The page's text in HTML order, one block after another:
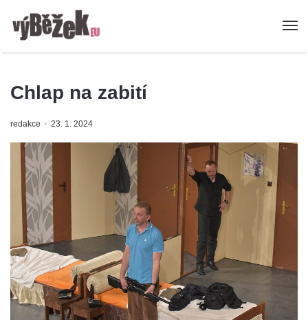
Chlap na zabití
redakce 23. 1. 2024